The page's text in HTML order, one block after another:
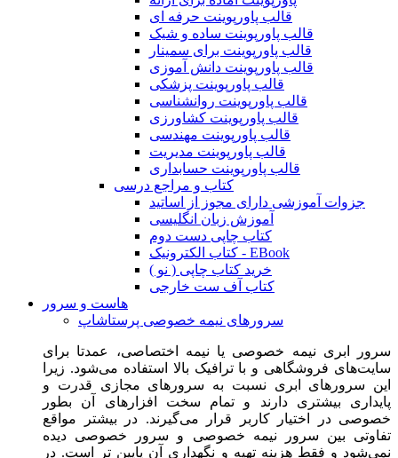
قالب پاورپوینت حرفه ای
قالب پاورپوینت ساده و شیک
قالب پاورپوینت برای سمینار
قالب پاورپوینت دانش آموزی
قالب پاورپوینت پزشکی
قالب پاورپوینت روانشناسی
قالب پاورپوینت کشاورزی
قالب پاورپوینت مهندسی
قالب پاورپوینت مدیریت
قالب پاورپوینت حسابداری
کتاب و مراجع درسی
جزوات آموزشی دارای مجوز از اساتید
آموزش زبان انگلیسی
کتاب چاپی دست دوم
کتاب الکترونیک - EBook
خرید کتاب چاپی ( نو )
کتاب آف ست خارجی
هاست و سرور
سرورهای نیمه خصوصی پرستاشاپ
سرور ابری نیمه خصوصی یا نیمه اختصاصی، عمدتا برای
سایت‌های فروشگاهی و با ترافیک بالا استفاده می‌شود. زیرا
این سرورهای ابری نسبت به سرورهای مجازی قدرت و
پایداری بیشتری دارند و تمام سخت افزارهای آن بطور
خصوصی در اختیار کاربر قرار می‌گیرند. در بیشتر مواقع
تفاوتی بین سرور نیمه خصوصی و سرور خصوصی دیده
نمی‌شود و فقط هزینه تهیه و نگهداری آن پایین تر است. در